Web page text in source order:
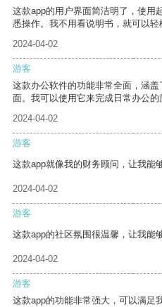
这款app的用户界面简洁明了，使用
悉操作。我不用看说明书，就可以轻
2024-04-02
游客
这款办公软件的功能非常全面，涵
面。我可以使用它来完成日常办公的
2024-04-02
游客
这款app就像我的财务顾问，让我能
2024-04-02
游客
这款app的社区氛围很温馨，让我能
2024-04-02
游客
这款app的功能非常强大，可以满足